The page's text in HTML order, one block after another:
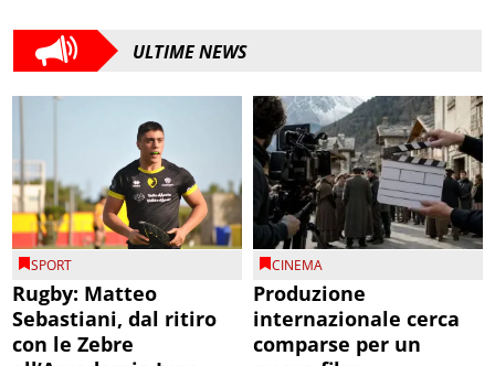
ULTIME NEWS
SPORT
Rugby: Matteo
Sebastiani, dal ritiro
con le Zebre
CINEMA
Produzione
internazionale cerca
comparse per un